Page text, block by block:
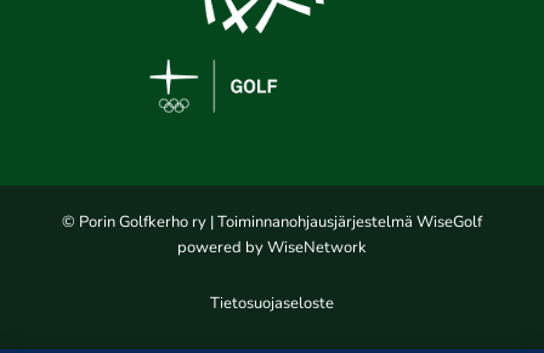
© Porin Golfkerho ry | Toiminnanohjausjärjestelmä WiseGolf
powered by WiseNetwork
Tietosuojaseloste